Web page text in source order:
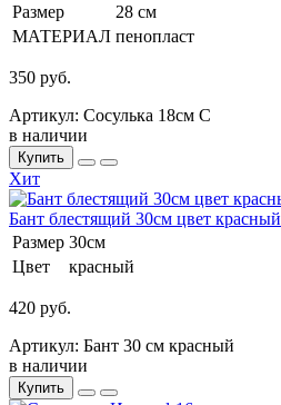
Размер
28 см
МАТЕРИАЛ пенопласт
350 руб.
Артикул: Сосулька 18см С
в наличии
Купить
Хит
Бант блестящий 30см цвет красный
Размер 30см
Цвет
красный
420 руб.
Артикул: Бант 30 см красный
в наличии
Купить